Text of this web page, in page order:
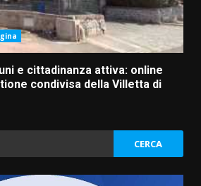
e cittadinanza attiva: online
condivisa della Villetta di